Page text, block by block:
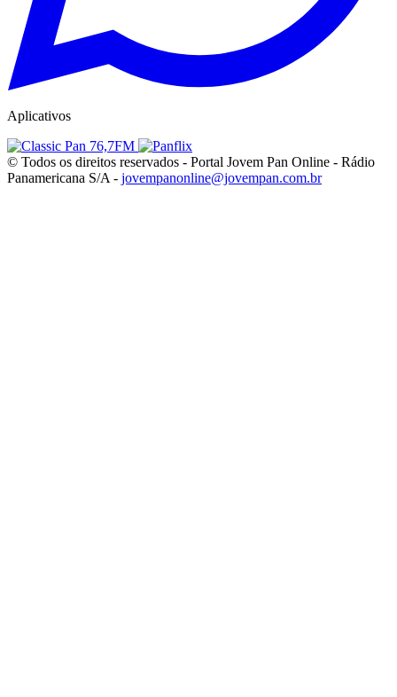
Aplicativos
© Todos os direitos reservados - Portal Jovem Pan Online - Rádio
Panamericana S/A - jovempanonline@jovempan.com.br